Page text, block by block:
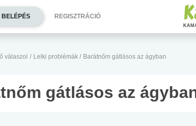
válaszol / Lelki problémák / Barátnőm gátlásos az ágyban
gátlásos az
BELÉPÉS REGISZTRÁCIÓ